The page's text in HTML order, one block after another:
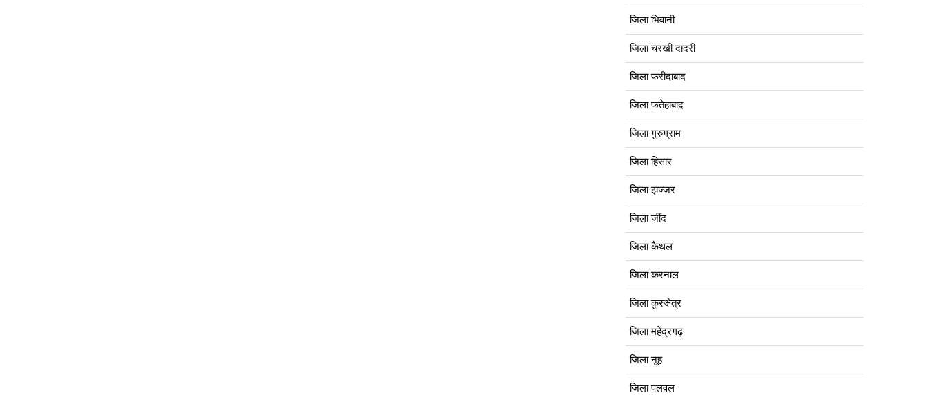
जिला भिवानी
जिला चरखी दादरी
जिला फरीदाबाद
जिला फतेहाबाद
जिला गुरुग्राम
जिला हिसार
जिला झज्जर
जिला जींद
जिला कैथल
जिला करनाल
जिला कुरुक्षेत्र
जिला महेंद्रगढ़
जिला नूह
जिला पलवल